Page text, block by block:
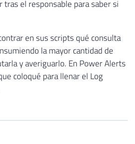
tras el responsable para saber si
en sus scripts qué consulta
la mayor cantidad de
y averiguarlo. En Power Alerts
coloqué para llenar el Log